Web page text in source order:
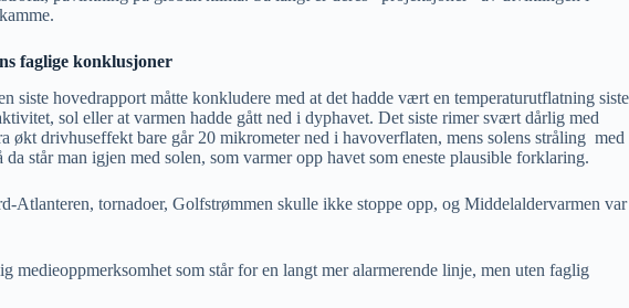
faglige konklusjoner
siste hovedrapport måtte konkludere med at det hadde vært en temperaturutflatning siste
sol eller at varmen hadde gått ned i dyphavet. Det siste rimer svært dårlig med
økt drivhuseffekt bare går 20 mikrometer ned i havoverflaten, mens solens stråling med
står man igjen med solen, som varmer opp havet som eneste plausible forklaring.
tornadoer, Golfstrømmen skulle ikke stoppe opp, og Middelaldervarmen var
medieoppmerksomhet som står for en langt mer alarmerende linje, men uten faglig